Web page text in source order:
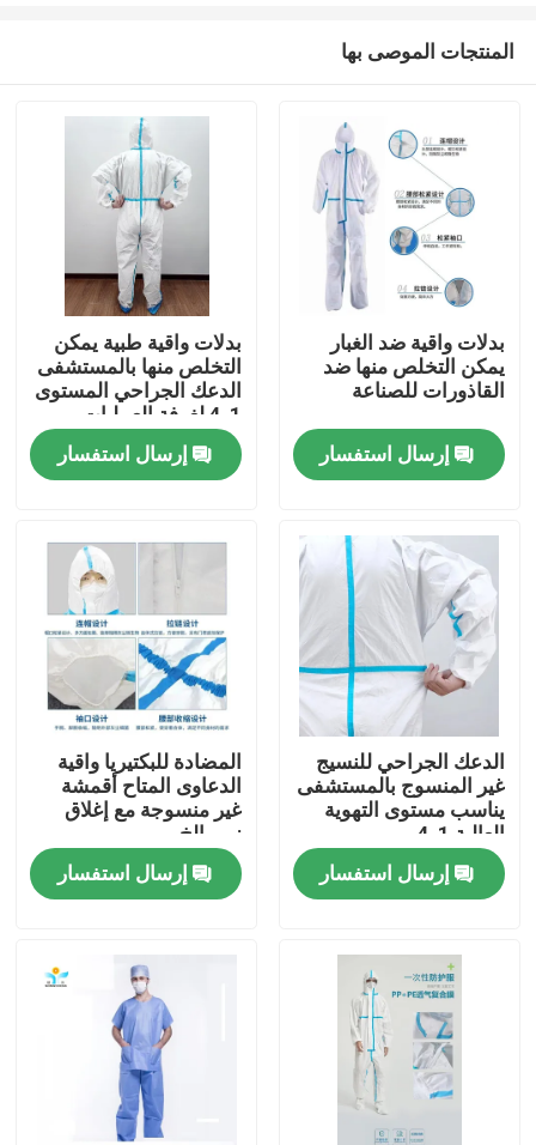
مسكن
معلومات عنا
جولة في المعمل
مراقبة الجودة
اتصل بنا
اطلب اقتباس
ملابس واقية يمكن التخلص منها
بذلات واقية يمكن التخلص منها
معطف واقي يمكن التخلص منه
المنتجات الموصى بها
بدلات واقية ضد الغبار
يمكن التخلص منها ضد
القاذورات للصناعة
إرسال استفسار
بدلات واقية طبية يمكن
التخلص منها بالمستشفى
الدعك الجراحي المستوى
1-4 لغرفة العمليات
إرسال استفسار
الدعك الجراحي للنسيج
غير المنسوج بالمستشفى
يناسب مستوى التهوية
العالية 1-4
إرسال استفسار
المضادة للبكتيريا واقية
الدعاوى المتاح أقمشة
غير منسوجة مع إغلاق
زيبر الخ
إرسال استفسار